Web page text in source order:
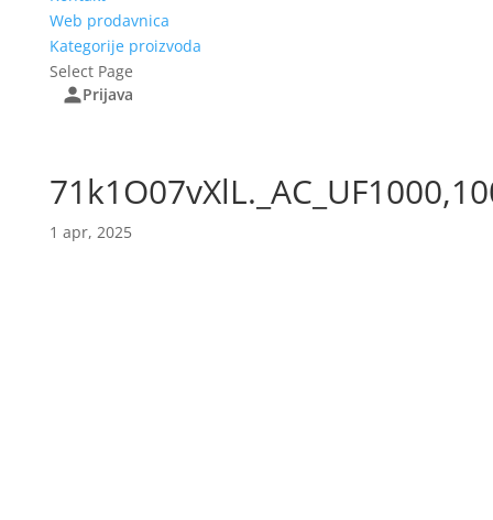
Web prodavnica
Kategorije proizvoda
Select Page
Prijava
1 apr, 2025